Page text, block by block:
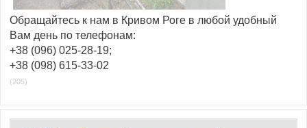
Обращайтесь к нам в Кривом Роге в любой удобный
Вам день по телефонам:
+38 (096) 025-28-19;
+38 (098) 615-33-02
(205)